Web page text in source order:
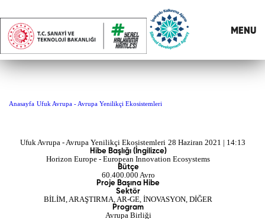
MENU
Ufuk Avrupa - Avrupa Yenilikçi
Anasayfa Ufuk Avrupa - Avrupa Yenilikçi Ekosistemleri
Ufuk Avrupa - Avrupa Yenilikçi Ekosistemleri 28 Haziran 2021 | 14:13
Hibe Başlığı (İngilizce)
Horizon Europe - European Innovation Ecosystems
Bütçe
60.400.000 Avro
Proje Başına Hibe
Sektör
BİLİM, ARAŞTIRMA, AR-GE, İNOVASYON, DİĞER
Program
Avrupa Birliği